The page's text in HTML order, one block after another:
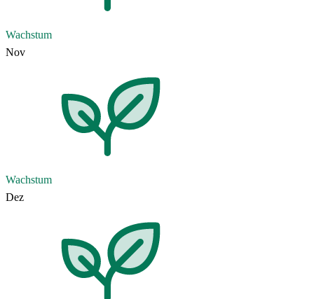
Wachstum
Nov
Wachstum
Dez